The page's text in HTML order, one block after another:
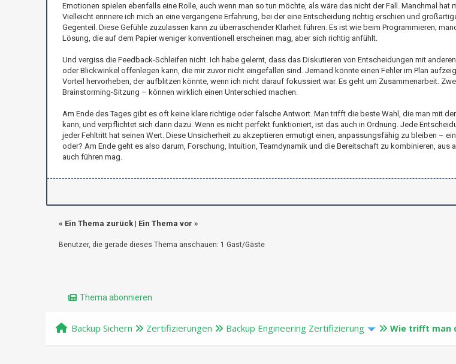
Emotionen spielen ebenfalls eine Rolle, auch wenn man so tun möchte, als wäre das nicht der Fall. Manchmal hat
Vielleicht erinnere ich mich an eine vergangene Erfahrung, bei der eine Entscheidung richtig erschien und
Gegenteil. Diese Gefühle zuzulassen kann zu überraschender Klarheit führen. Es ist wie beim Programmieren;
Lösung, die auf dem Papier weniger konventionell erscheinen mag, aber sich richtig anfühlt.
Und vergiss die Feedback-Schleifen nicht. Ich habe gelernt, dass das Diskutieren von Entscheidungen mit
oder Blickwinkel offenlegen kann, die mir zuvor nicht eingefallen sind. Jemand könnte einen Fehler im Plan
Vorteil hervorheben, der aufblitzen könnte, wenn ich nicht darauf fokussiert war. Es geht um Zusammenarbeit.
Brainstorming-Sitzung – können wirklich einen Unterschied machen.
Am Ende des Tages gibt es oft keine klare richtige oder falsche Antwort. Man trifft die beste Wahl, die man mit
kann, und verpflichtet sich dann dazu. Wenn es nicht perfekt funktioniert, ist das auch in Ordnung. Jede
jeder Fehltritt hat seinen Wert. Diese Unsicherheit zu akzeptieren ermutigt einen, anpassungsfähig zu bleiben –
oder? Am Ende geht es also darum, Forschung, Intuition, Teamdynamik und die Bereitschaft zu kombinieren, aus
auch führen mag.
« Ein Thema zurück| Ein Thema vor »
Benutzer, die gerade dieses Thema anschauen: 1 Gast/Gäste
Thema abonnieren
Backup Sichern Zertifizierungen Backup Engineering Zertifizierung Wie trifft man